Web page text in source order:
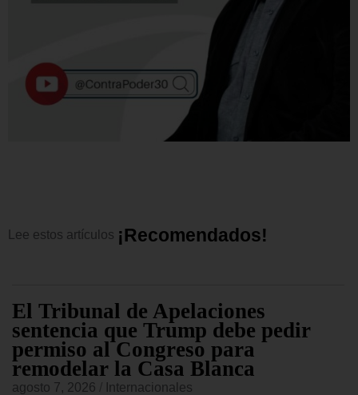
Lee estos artículos ¡Recomendados!
El Tribunal de Apelaciones
sentencia que Trump debe pedir
permiso al Congreso para
remodelar la Casa Blanca
agosto 7, 2026 Internacionales